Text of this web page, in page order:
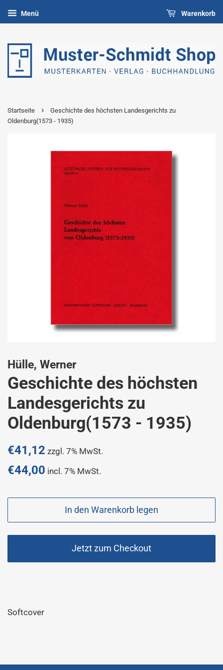
Menü Warenkorb
Startseite ›
Geschichte des höchsten Landesgerichts zu
Oldenburg(1573 - 1935)
Hülle, Werner
Geschichte des höchsten
Landesgerichts zu
Oldenburg(1573 - 1935)
Normaler
€41,12 zzgl. 7% MwSt.
€44,00 incl. 7% MwSt.
In den Warenkorb legen
Jetzt zum Checkout
Softcover